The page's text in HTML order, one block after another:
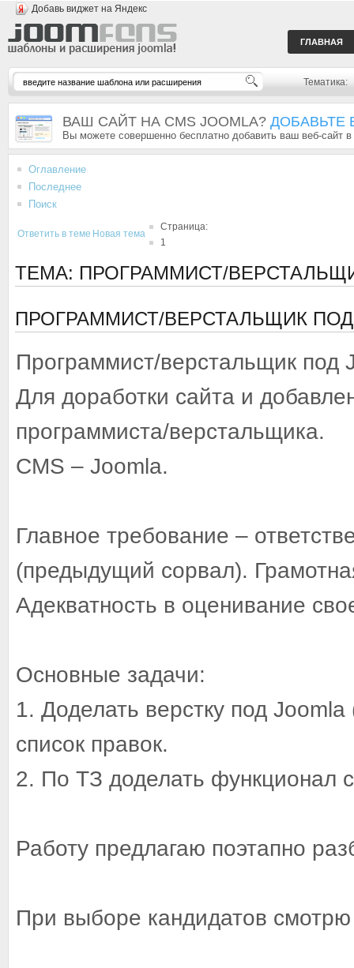
Добавь виджет на Яндекс
ГЛАВНАЯ
Тематика:
ВАШ САЙТ НА CMS JOOMLA? ДОБАВЬТЕ
Вы можете совершенно бесплатно добавить ваш веб-сайт
Оглавление
Последнее
Поиск
Ответить в теме Новая тема
Страница:
1
ТЕМА: ПРОГРАММИСТ/
ПРОГРАММИСТ/ВЕРСТАЛЬЩИК ПОД
Программист/верстальщик под
Для доработки сайта и
программиста/верстальщика.
CMS – Joomla.
Главное требование –
(предыдущий сорвал).
Адекватность в оценивание
Основные задачи:
1. Доделать верстку под
список правок.
2. По ТЗ доделать функционал
Работу предлагаю поэтапно
При выборе кандидатов